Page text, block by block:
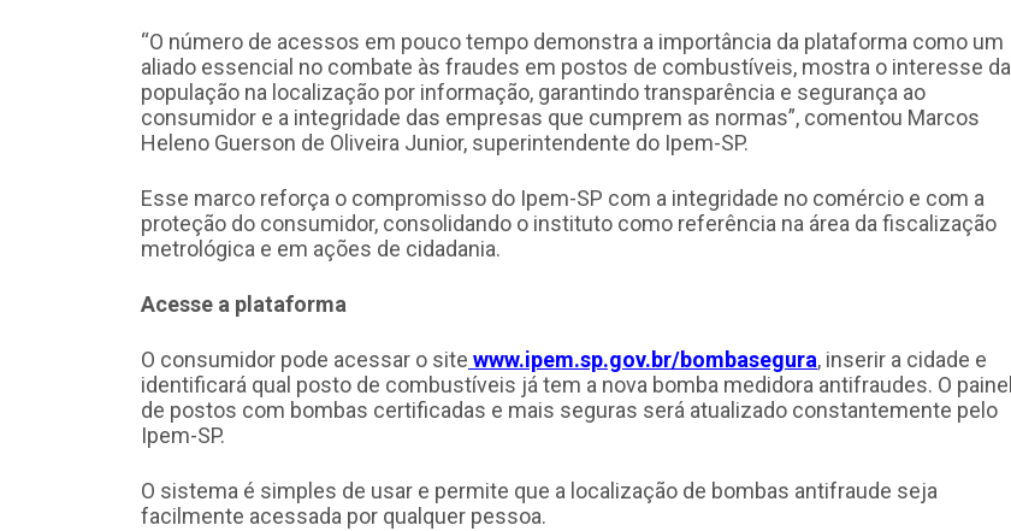
“O número de acessos em pouco tempo demonstra a importância da plataforma como um
aliado essencial no combate às fraudes em postos de combustíveis, mostra o interesse da
população na localização por informação, garantindo transparência e segurança ao
consumidor e a integridade das empresas que cumprem as normas”, comentou Marcos
Heleno Guerson de Oliveira Junior, superintendente do Ipem-SP.
Esse marco reforça o compromisso do Ipem-SP com a integridade no comércio e com a
proteção do consumidor, consolidando o instituto como referência na área da fiscalização
metrológica e em ações de cidadania.
Acesse a plataforma
O consumidor pode acessar o site www.ipem.sp.gov.br/bombasegura, inserir a cidade e
identificará qual posto de combustíveis já tem a nova bomba medidora antifraudes. O painel
de postos com bombas certificadas e mais seguras será atualizado constantemente pelo
Ipem-SP.
O sistema é simples de usar e permite que a localização de bombas antifraude seja
facilmente acessada por qualquer pessoa.